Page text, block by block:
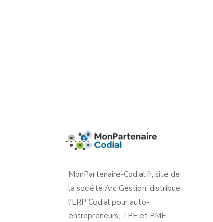
MonPartenaire-Codial.fr, site de
la société Arc Gestion, distribue
l’ERP Codial pour auto-
entrepreneurs, TPE et PME.